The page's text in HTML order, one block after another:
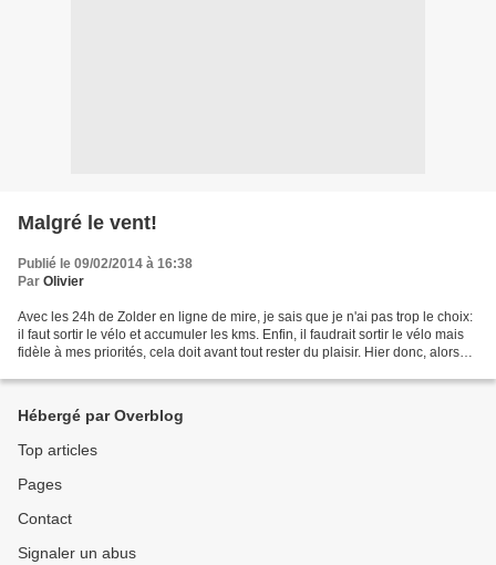
Malgré le vent!
Publié le 09/02/2014 à 16:38
Par Olivier
Avec les 24h de Zolder en ligne de mire, je sais que je n'ai pas trop le choix:
il faut sortir le vélo et accumuler les kms. Enfin, il faudrait sortir le vélo mais
fidèle à mes priorités, cela doit avant tout rester du plaisir. Hier donc, alors
Hébergé par Overblog
Top articles
Pages
Contact
Signaler un abus